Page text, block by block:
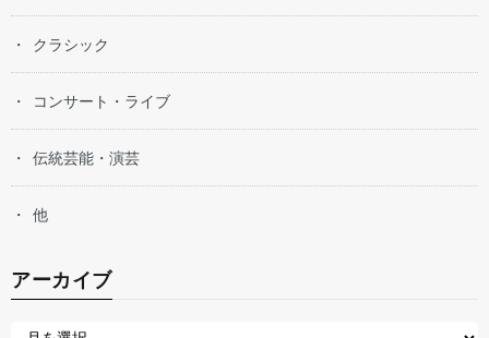
クラシック
コンサート・ライブ
伝統芸能・演芸
他
アーカイブ